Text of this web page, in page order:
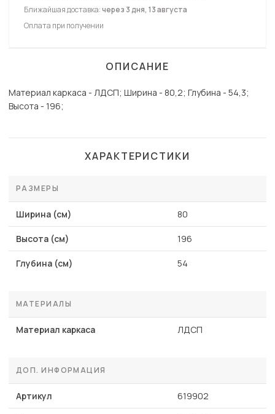
Ближайшая доставка:через 3 дня, 13 августа
Оплата при получении
ОПИСАНИЕ
Материал каркаса - ЛДСП; Ширина - 80,2; Глубина - 54,3;
Высота - 196;
ХАРАКТЕРИСТИКИ
РАЗМЕРЫ
Ширина (см) 80
Высота (см) 196
Глубина (см) 54
МАТЕРИАЛЫ
Материал каркаса ЛДСП
ДОП. ИНФОРМАЦИЯ
Артикул 619902